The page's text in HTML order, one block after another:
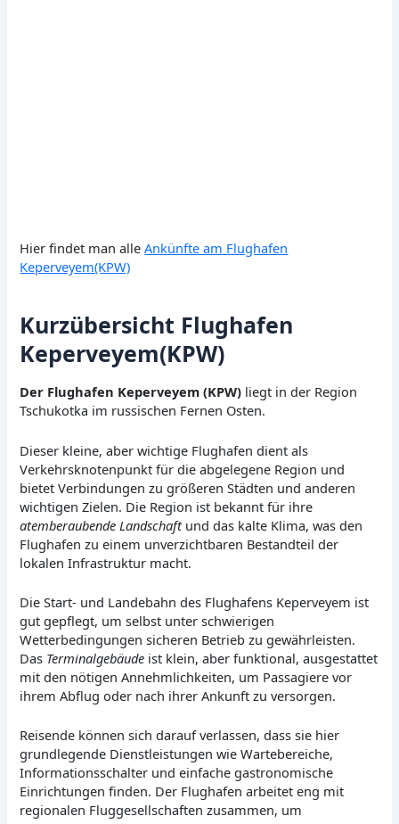
Hier findet man alleAnkünfte am Flughafen
Keperveyem(KPW)
Kurzübersicht Flughafen
Keperveyem(KPW)
Der Flughafen Keperveyem (KPW) liegt in der Region
Tschukotka im russischen Fernen Osten.
Dieser kleine, aber wichtige Flughafen dient als
Verkehrsknotenpunkt für die abgelegene Region und
bietet Verbindungen zu größeren Städten und anderen
wichtigen Zielen. Die Region ist bekannt für ihre
atemberaubende Landschaftund das kalte Klima, was den
Flughafen zu einem unverzichtbaren Bestandteil der
lokalen Infrastruktur macht.
Die Start- und Landebahn des Flughafens Keperveyem ist
gut gepflegt, um selbst unter schwierigen
Wetterbedingungen sicheren Betrieb zu gewährleisten.
Das Terminalgebäude ist klein, aber funktional, ausgestattet
mit den nötigen Annehmlichkeiten, um Passagiere vor
ihrem Abflug oder nach ihrer Ankunft zu versorgen.
Reisende können sich darauf verlassen, dass sie hier
grundlegende Dienstleistungen wie Wartebereiche,
Informationsschalter und einfache gastronomische
Einrichtungen finden. Der Flughafen arbeitet eng mit
regionalen Fluggesellschaften zusammen, um